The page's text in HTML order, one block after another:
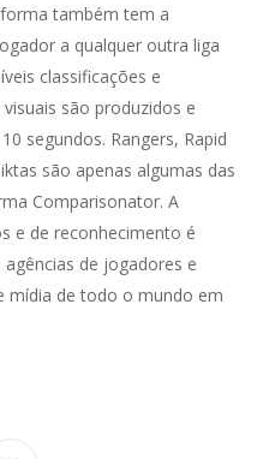
também tem a
a qualquer outra liga
classificações e
são produzidos e
segundos. Rangers, Rapid
são apenas algumas das
Comparisonator. A
e de reconhecimento é
de jogadores e
mídia de todo o mundo em